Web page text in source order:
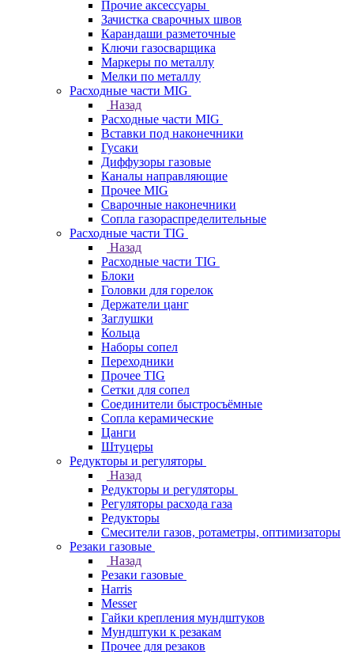
Прочие аксессуары
Зачистка сварочных швов
Карандаши разметочные
Ключи газосварщика
Маркеры по металлу
Мелки по металлу
Расходные части MIG
Назад
Расходные части MIG
Вставки под наконечники
Гусаки
Диффузоры газовые
Каналы направляющие
Прочее MIG
Сварочные наконечники
Сопла газораспределительные
Расходные части TIG
Назад
Расходные части TIG
Блоки
Головки для горелок
Держатели цанг
Заглушки
Кольца
Наборы сопел
Переходники
Прочее TIG
Сетки для сопел
Соединители быстросъёмные
Сопла керамические
Цанги
Штуцеры
Редукторы и регуляторы
Назад
Редукторы и регуляторы
Регуляторы расхода газа
Редукторы
Смесители газов, ротаметры, оптимизаторы
Резаки газовые
Назад
Резаки газовые
Harris
Messer
Гайки крепления мундштуков
Мундштуки к резакам
Прочее для резаков